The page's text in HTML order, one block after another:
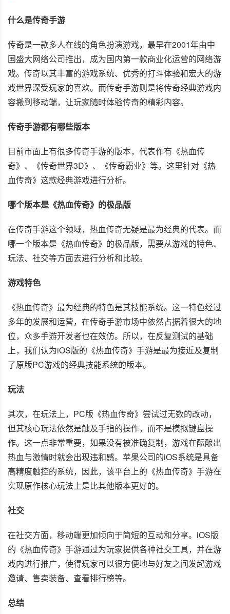
什么是传奇手游
传奇是一款多人在线的角色扮演游戏，最早在2001年由中
国盛大网络公司推出，成为国内第一款商业化运营的网络游
戏。传奇以其丰富的游戏系统、优秀的打斗体验和宏大的游
戏世界深受玩家的喜欢。而传奇手游则是将传奇经典游戏内
容搬到移动端，让玩家随时体验传奇的精彩内容。
传奇手游都有哪些版本
目前市面上有很多传奇手游的版本，代表作有《热血传
奇》、《传奇世界3D》、《传奇霸业》等。这里针对《热
血传奇》这款经典游戏进行分析。
哪个版本是《热血传奇》的极品版
在传奇手游这个领域，热血传奇无疑是最为经典的代表。而
哪一个版本是《热血传奇》的极品版，需要从游戏的特色、
玩法、社交等方面去进行分析和比较。
游戏特色
《热血传奇》最为经典的特色是其技能系统。这一特色经过
多年的发展和运营，在传奇手游市场中依然占据着很大的地
位，众多手游开发者也在效仿。所以，在反复测试的基础
上，我们认为iOS版的《热血传奇》手游是最为接近及复制
了原版PC游戏的经典技能系统的版本。
玩法
其次，在玩法上，PC版《热血传奇》尝试过无数的改动，
但其核心玩法依然是触及手指的操作，而不是模拟键盘操
作。这一点非常重要，如果没有被准确复制，游戏在酝酿出
热血与激情时就会出现违和感。苹果公司的iOS系统是具备
高精度触控的系统，因此，该平台上的《热血传奇》手游在
实现原作核心玩法上是比其他版本更好的。
社交
在社交方面，移动端更加倾向于简短的互动和分享。iOS版
的《热血传奇》手游通过为玩家提供各种社交工具，并在游
戏内进行推广，使得玩家可以很方便地与好友之间发起游戏
邀请、售卖装备、查看排行榜等。
总结